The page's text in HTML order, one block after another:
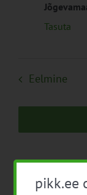
Tasuta
Eelmine
pikk.ee